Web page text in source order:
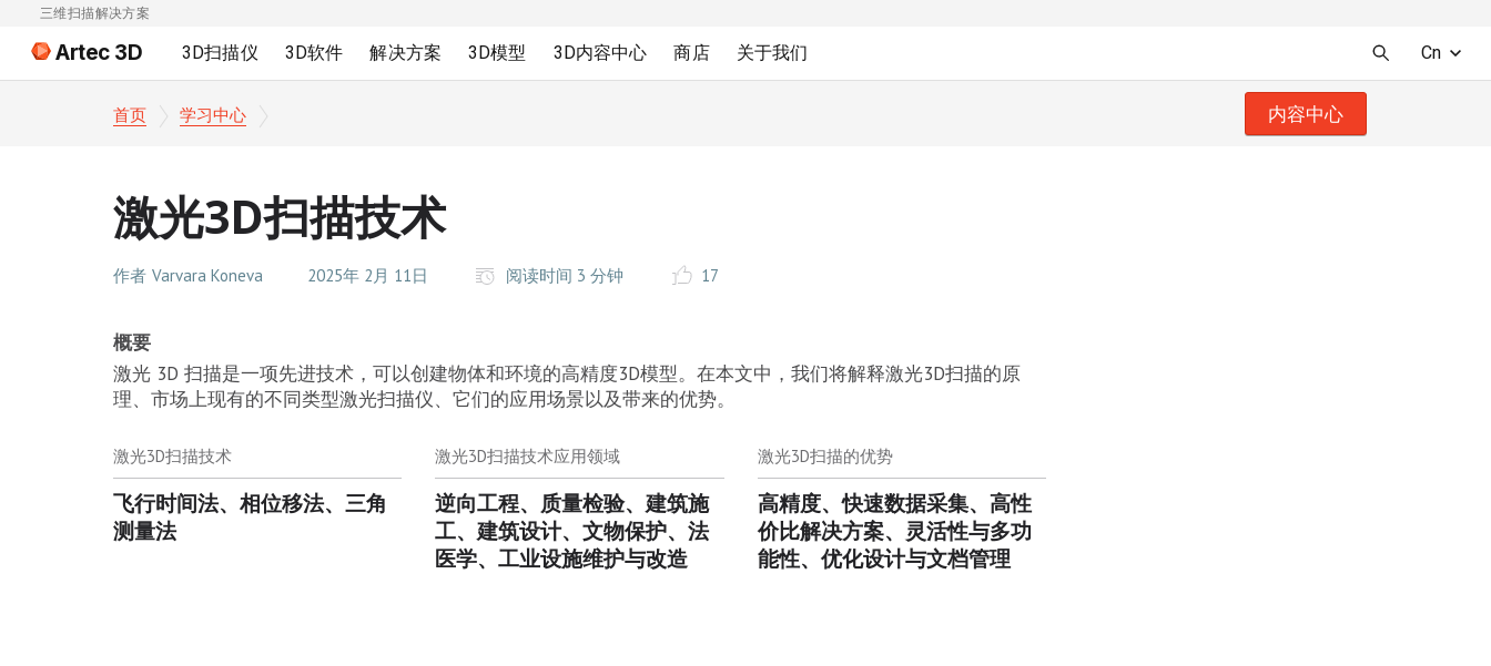
三维扫描解决方案
Artec 3D 3D扫描仪 3D软件 解决方案 3D模型 3D内容中心 商店 关于我们 Cn
首页 学习中心 内容中心
激光3D扫描技术
作者 Varvara Koneva 2025年 2月 11日 阅读时间 3 分钟 17
概要
激光 3D 扫描是一项先进技术，可以创建物体和环境的高精度3D模型。在本文中，我们将解释激光3D扫描的原
理、市场上现有的不同类型激光扫描仪、它们的应用场景以及带来的优势。
激光3D扫描技术
飞行时间法、相位移法、三角
测量法
激光3D扫描技术应用领域
逆向工程、质量检验、建筑施
工、建筑设计、文物保护、法
医学、工业设施维护与改造
激光3D扫描的优势
高精度、快速数据采集、高性
价比解决方案、灵活性与多功
能性、优化设计与文档管理